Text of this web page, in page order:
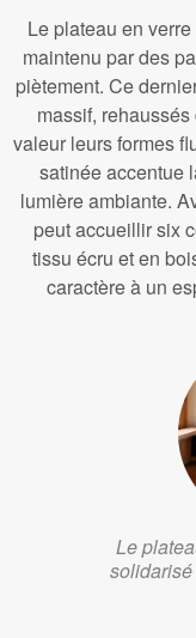
Le plateau en
maintenu par des
piètement. Ce
massif,
valeur leurs formes
satinée accentue
lumière ambiante.
peut accueillir six
tissu écru et en
caractère à un
Le